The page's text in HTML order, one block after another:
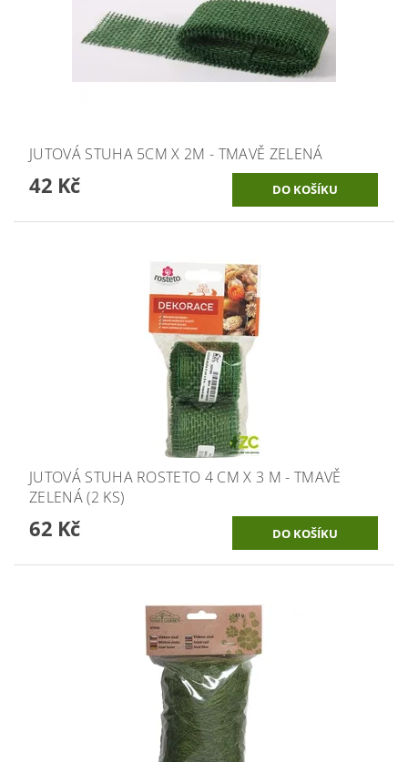
JUTOVÁ STUHA 5CM X 2M - TMAVĚ ZELENÁ
42 Kč
JUTOVÁ STUHA ROSTETO 4 CM X 3 M - TMAVĚ
ZELENÁ (2 KS)
62 Kč